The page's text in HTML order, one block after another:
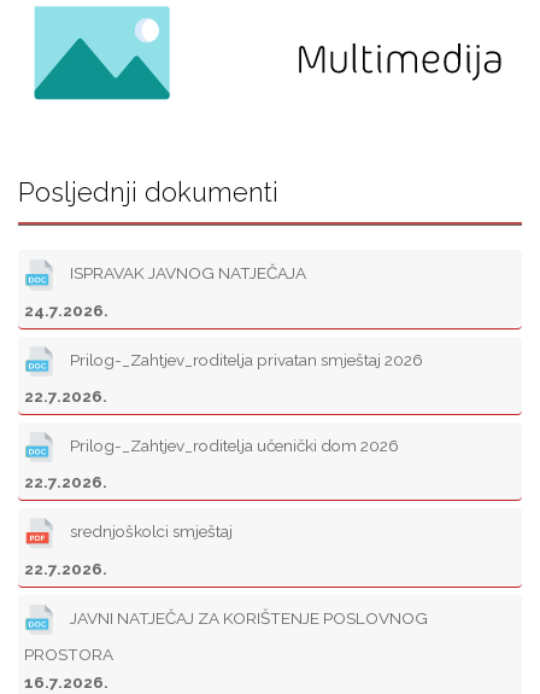
Posljednji dokumenti
ISPRAVAK JAVNOG NATJEČAJA
24.7.2026.
Prilog-_Zahtjev_roditelja privatan smještaj 2026
22.7.2026.
Prilog-_Zahtjev_roditelja učenički dom 2026
22.7.2026.
srednjoškolci smještaj
22.7.2026.
JAVNI NATJEČAJ ZA KORIŠTENJE POSLOVNOG
PROSTORA
16.7.2026.